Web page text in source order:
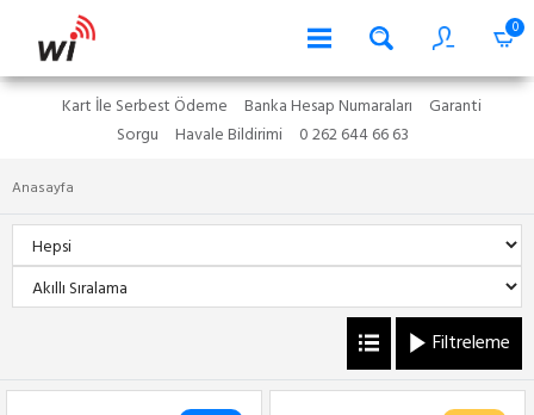
0
Kart İle Serbest Ödeme Banka Hesap Numaraları
Garanti
Sorgu
Havale Bildirimi 0 262 644 66 63
Anasayfa
Filtreleme